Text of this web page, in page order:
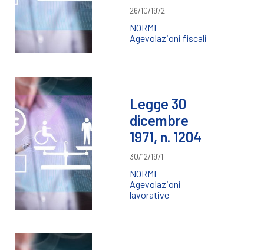
26/10/1972
NORME
Agevolazioni fiscali
Legge 30
dicembre
1971, n. 1204
30/12/1971
NORME
Agevolazioni
lavorative